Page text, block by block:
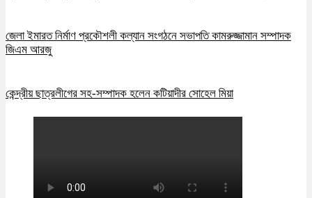
জেলা ইমারত নির্মাণ প্রকৌশলী কল্যান সংগঠনে সভাপতি কামরুজ্জামান সম্পাদক
জিএম আরজু
কেন্দ্রীয় ছাত্রলীগের সহ-সম্পাদক হলেন কটিয়াদীর সোহেল মিয়া